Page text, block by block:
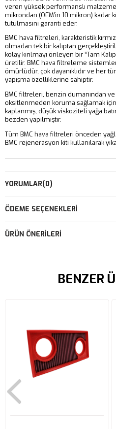
veren yüksek performanslı
mikrondan (OEM’in 10 mikron) kadar
tutulmasını garanti eder.
BMC hava filtreleri, karakteristik
olmadan tek bir kalıptan
kolay kırılmayı önleyen bir “Tam
üretilir. BMC hava filtreleme
ömürlüdür, çok dayanıklıdır ve her
yapışma özelliklerine sahiptir.
BMC filtreleri, benzin dumanından
oksitlenmeden koruma sağlamak için
kaplanmış, düşük viskoziteli yağa
bezden yapılmıştır.
Tüm BMC hava filtreleri önceden
BMC rejenerasyon kiti kullanılarak
YORUMLAR(0)
ÖDEME SEÇENEKLERI
ÜRÜN ÖNERILERI
BENZER